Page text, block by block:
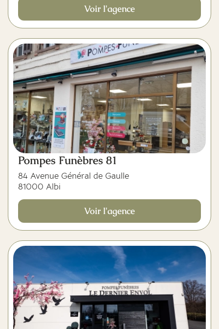
Voir l'agence
Pompes Funèbres 81
84 Avenue Général de Gaulle
81000 Albi
Voir l'agence